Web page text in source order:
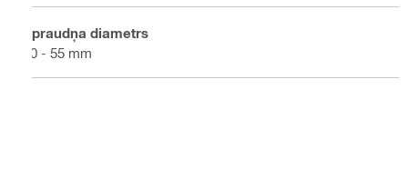
Spraudņa diametrs
20 - 55 mm